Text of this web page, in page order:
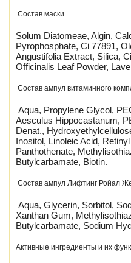
Состав маски
Solum Diatomeae, Algin,
Pyrophosphate, Ci 77891,
Angustifolia Extract, Silica,
Officinalis Leaf Powder,
Состав ампул витаминного
Aqua, Propylene Glycol,
Aesculus Hippocastanum,
Denat.,
Inositol, Linoleic Acid,
Panthothenate,
Butylcarbamate, Biotin.
Состав ампул Лифтинг Ройал
Aqua, Glycerin, Sorbitol,
Xanthan Gum,
Butylcarbamate, Sodium
Активные ингредиенты и их